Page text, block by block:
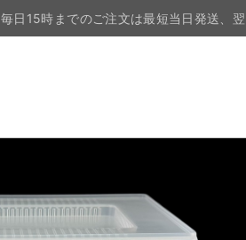
毎日15時までのご注文は最短当日発送、